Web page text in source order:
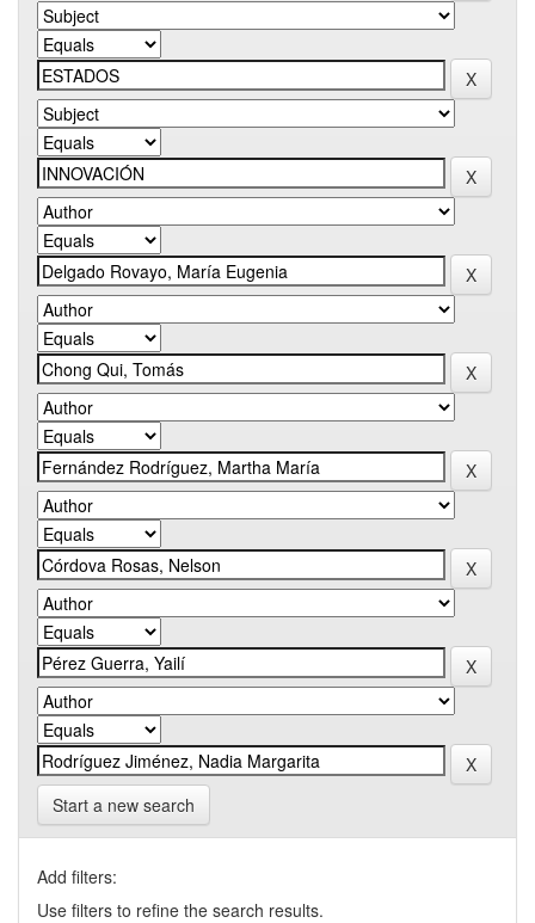
Start a new search
Add filters:
Use filters to refine the search results.